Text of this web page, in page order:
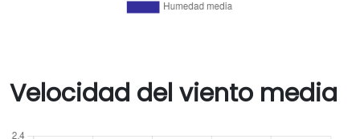
Velocidad del viento media